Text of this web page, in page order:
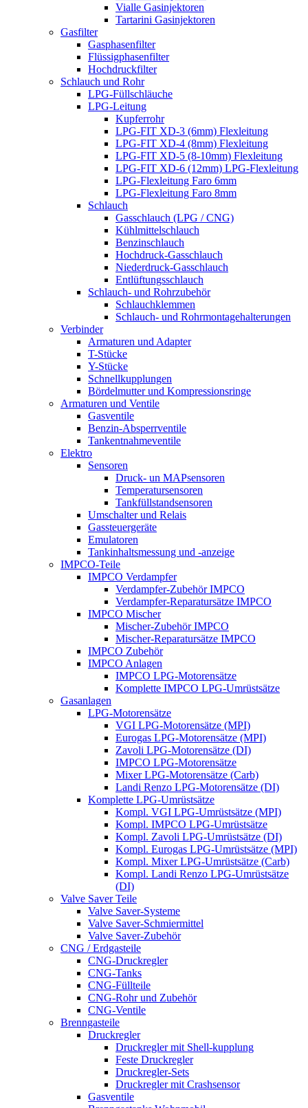
Vialle Gasinjektoren
Tartarini Gasinjektoren
Gasfilter
Gasphasenfilter
Flüssigphasenfilter
Hochdruckfilter
Schlauch und Rohr
LPG-Füllschläuche
LPG-Leitung
Kupferrohr
LPG-FIT XD-3 (6mm) Flexleitung
LPG-FIT XD-4 (8mm) Flexleitung
LPG-FIT XD-5 (8-10mm) Flexleitung
LPG-FIT XD-6 (12mm) LPG-Flexleitung
LPG-Flexleitung Faro 6mm
LPG-Flexleitung Faro 8mm
Schlauch
Gasschlauch (LPG / CNG)
Kühlmittelschlauch
Benzinschlauch
Hochdruck-Gasschlauch
Niederdruck-Gasschlauch
Entlüftungsschlauch
Schlauch- und Rohrzubehör
Schlauchklemmen
Schlauch- und Rohrmontagehalterungen
Verbinder
Armaturen und Adapter
T-Stücke
Y-Stücke
Schnellkupplungen
Bördelmutter und Kompressionsringe
Armaturen und Ventile
Gasventile
Benzin-Absperrventile
Tankentnahmeventile
Elektro
Sensoren
Druck- un MAPsensoren
Temperatursensoren
Tankfüllstandsensoren
Umschalter und Relais
Gassteuergeräte
Emulatoren
Tankinhaltsmessung und -anzeige
IMPCO-Teile
IMPCO Verdampfer
Verdampfer-Zubehör IMPCO
Verdampfer-Reparatursätze IMPCO
IMPCO Mischer
Mischer-Zubehör IMPCO
Mischer-Reparatursätze IMPCO
IMPCO Zubehör
IMPCO Anlagen
IMPCO LPG-Motorensätze
Komplette IMPCO LPG-Umrüstsätze
Gasanlagen
LPG-Motorensätze
VGI LPG-Motorensätze (MPI)
Eurogas LPG-Motorensätze (MPI)
Zavoli LPG-Motorensätze (DI)
IMPCO LPG-Motorensätze
Mixer LPG-Motorensätze (Carb)
Landi Renzo LPG-Motorensätze (DI)
Komplette LPG-Umrüstsätze
Kompl. VGI LPG-Umrüstsätze (MPI)
Kompl. IMPCO LPG-Umrüstsätze
Kompl. Zavoli LPG-Umrüstsätze (DI)
Kompl. Eurogas LPG-Umrüstsätze (MPI)
Kompl. Mixer LPG-Umrüstsätze (Carb)
Kompl. Landi Renzo LPG-Umrüstsätze
(DI)
Valve Saver Teile
Valve Saver-Systeme
Valve Saver-Schmiermittel
Valve Saver-Zubehör
CNG / Erdgasteile
CNG-Druckregler
CNG-Tanks
CNG-Füllteile
CNG-Rohr und Zubehör
CNG-Ventile
Brenngasteile
Druckregler
Druckregler mit Shell-kupplung
Feste Druckregler
Druckregler-Sets
Druckregler mit Crashsensor
Gasventile